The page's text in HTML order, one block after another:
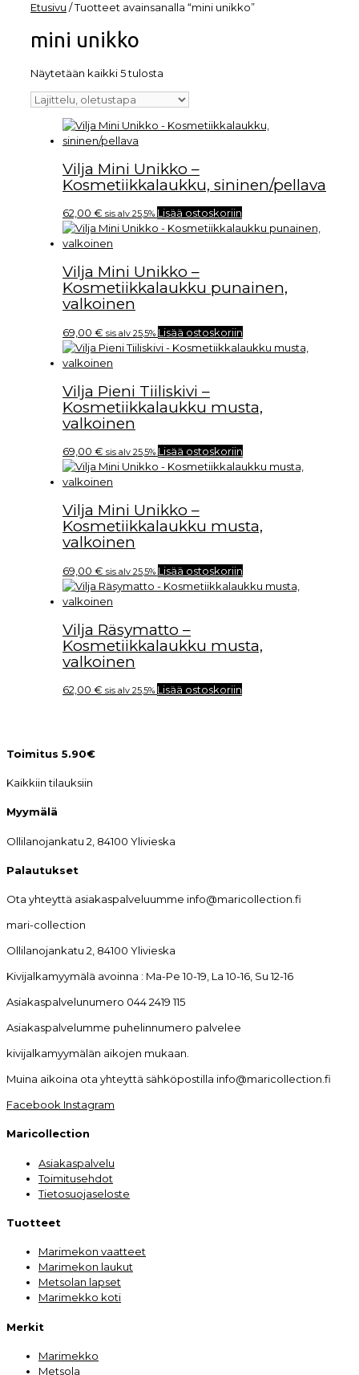
Etusivu / Tuotteet avainsanalla “mini unikko”
mini unikko
Näytetään kaikki 5 tulosta
Vilja Mini Unikko –
Kosmetiikkalaukku, sininen/pellava
62,00 € sis alv 25,5% Lisää ostoskoriin
Vilja Mini Unikko –
Kosmetiikkalaukku punainen,
valkoinen
69,00 € sis alv 25,5% Lisää ostoskoriin
Vilja Pieni Tiiliskivi –
Kosmetiikkalaukku musta,
valkoinen
69,00 € sis alv 25,5% Lisää ostoskoriin
Vilja Mini Unikko –
Kosmetiikkalaukku musta,
valkoinen
69,00 € sis alv 25,5% Lisää ostoskoriin
Vilja Räsymatto –
Kosmetiikkalaukku musta,
valkoinen
62,00 € sis alv 25,5% Lisää ostoskoriin
Toimitus 5.90€
Kaikkiin tilauksiin
Myymälä
Ollilanojankatu 2, 84100 Ylivieska
Palautukset
Ota yhteyttä asiakaspalveluumme info@maricollection.fi
mari-collection
Ollilanojankatu 2, 84100 Ylivieska
Kivijalkamyymälä avoinna : Ma-Pe 10-19, La 10-16, Su 12-16
Asiakaspalvelunumero 044 2419 115
Asiakaspalvelumme puhelinnumero palvelee
kivijalkamyymälän aikojen mukaan.
Muina aikoina ota yhteyttä sähköpostilla info@maricollection.fi
Facebook Instagram
Maricollection
Asiakaspalvelu
Toimitusehdot
Tietosuojaseloste
Tuotteet
Marimekon vaatteet
Marimekon laukut
Metsolan lapset
Marimekko koti
Merkit
Marimekko
Metsola